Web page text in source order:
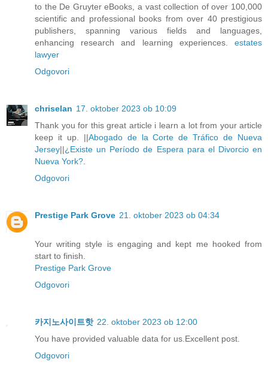
to the De Gruyter eBooks, a vast collection of over 100,000
scientific and professional books from over 40 prestigious
publishers, spanning various fields and languages,
enhancing research and learning experiences. estates
lawyer
Odgovori
chriselan 17. oktober 2023 ob 10:09
Thank you for this great article i learn a lot from your article
keep it up. ||Abogado de la Corte de Tráfico de Nueva
Jersey||¿Existe un Período de Espera para el Divorcio en
Nueva York?
Odgovori
Prestige Park Grove 21. oktober 2023 ob 04:34
Your writing style is engaging and kept me hooked from
start to finish.
Prestige Park Grove
Odgovori
카지노사이트핫 22. oktober 2023 ob 12:00
You have provided valuable data for us.Excellent post.
Odgovori